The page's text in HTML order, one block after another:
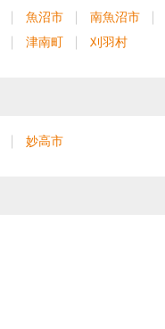
魚沼市 南魚沼市
津南町 刈羽村
妙高市